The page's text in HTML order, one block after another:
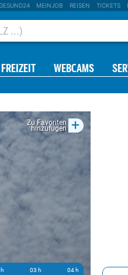
MEINJOB REISEN TICKETS
FREIZEIT WEBCAMS
Zu Favoriten
hinzufügen +
03 h 04 h 05 h